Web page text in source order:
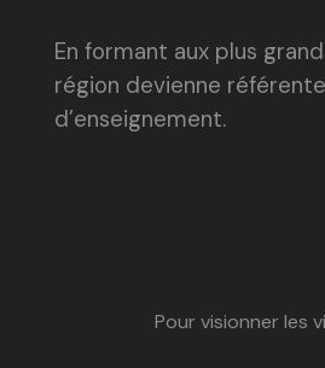
En formant aux plus
région devienne
d’enseignement.
Pour visionner les